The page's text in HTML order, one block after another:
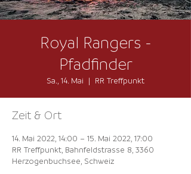
Royal Rangers -
Pfadfinder
Sa., 14. Mai
  |
RR Treffpunkt
Zeit & Ort
14. Mai 2022, 14:00 – 15. Mai 2022, 17:00
RR Treffpunkt, Bahnfeldstrasse 8, 3360
Herzogenbuchsee, Schweiz